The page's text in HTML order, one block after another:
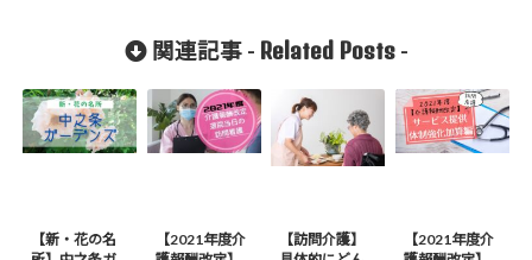
関連記事 - Related Posts-
【新・花の名
【2021年度介
【訪問介護】
【2021年度介